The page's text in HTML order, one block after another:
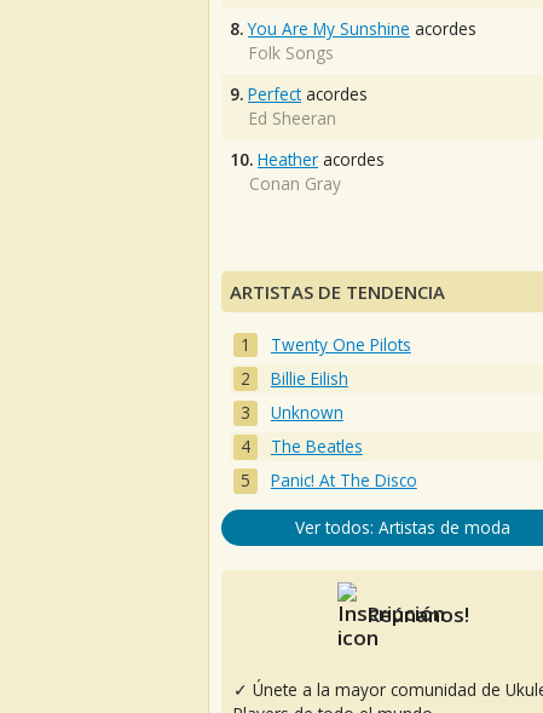
8. You Are My Sunshine acordes
Folk Songs
9. Perfectacordes
Ed Sheeran
10. Heather acordes
Conan Gray
ARTISTAS DE TENDENCIA
Twenty One Pilots
Billie Eilish
Unknown
The Beatles
Panic! At The Disco
Ver todos: Artistas de moda
Reúnanos!
✓ Únete a la mayor comunidad de